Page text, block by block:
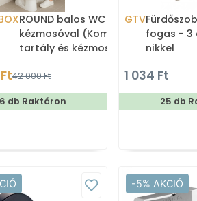
ROUND balos WC tartály
kézmosóval (Kombi WC
tartály és kézmosó)
42 000 Ft
db Raktáron
GTV
fogas - 3
nikkel
1 034 Ft
25 db
-5% AKCIÓ